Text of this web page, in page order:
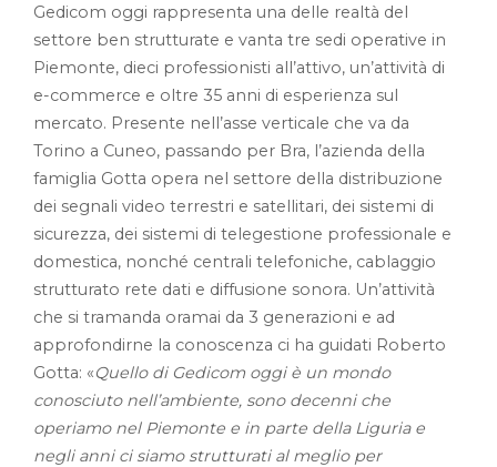
Gedicom oggi rappresenta una delle realtà del
settore ben strutturate e vanta tre sedi operative in
Piemonte, dieci professionisti all’attivo, un’attività di
e-commerce e oltre 35 anni di esperienza sul
mercato. Presente nell’asse verticale che va da
Torino a Cuneo, passando per Bra, l’azienda della
famiglia Gotta opera nel settore della distribuzione
dei segnali video terrestri e satellitari, dei sistemi di
sicurezza, dei sistemi di telegestione professionale e
domestica, nonché centrali telefoniche, cablaggio
strutturato rete dati e diffusione sonora. Un’attività
che si tramanda oramai da 3 generazioni e ad
approfondirne la conoscenza ci ha guidati Roberto
Gotta: «Quello di Gedicom oggi è un mondo
conosciuto nell’ambiente, sono decenni che
operiamo nel Piemonte e in parte della Liguria e
negli anni ci siamo strutturati al meglio per